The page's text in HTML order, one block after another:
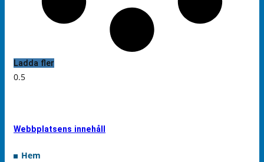
Ladda fler
Webbplatsens innehåll
Hem